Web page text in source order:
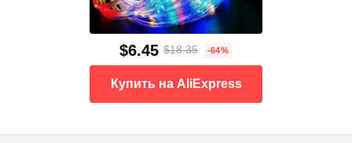
$6.45 $18.35 -64%
Купить на AliExpress